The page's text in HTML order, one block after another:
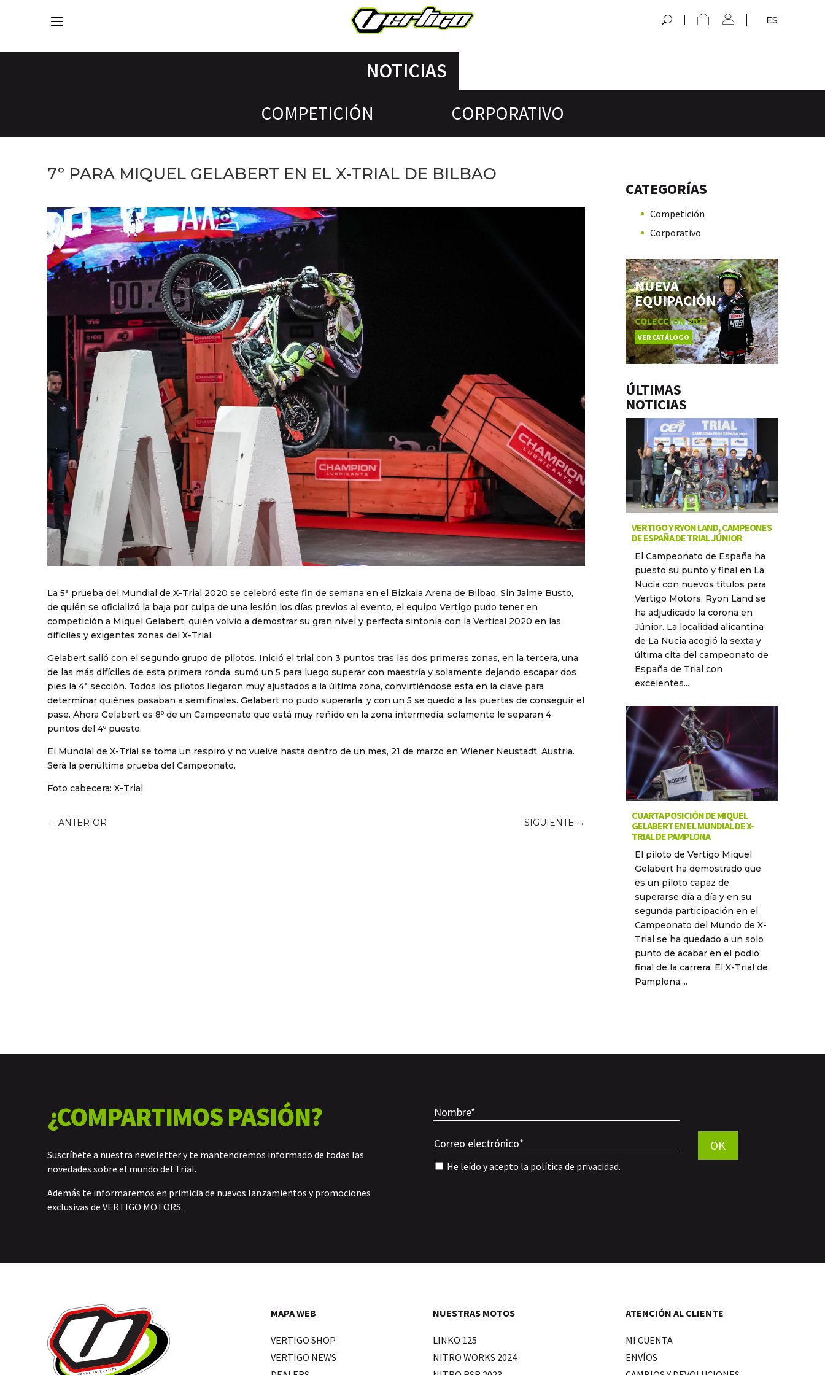
ES
NOTICIAS
COMPETICIÓN CORPORATIVO
7º PARA MIQUEL GELABERT EN EL X-TRIAL DE BILBAO
La 5ª prueba del Mundial de X-Trial 2020 se celebró este fin de semana en el Bizkaia Arena de Bilbao. Sin Jaime Busto,
de quién se oficializó la baja por culpa de una lesión los días previos al evento, el equipo Vertigo pudo tener en
competición a Miquel Gelabert, quién volvió a demostrar su gran nivel y perfecta sintonía con la Vertical 2020 en las
difíciles y exigentes zonas del X-Trial.
Gelabert salió con el segundo grupo de pilotos. Inició el trial con 3 puntos tras las dos primeras zonas, en la tercera, una
de las más difíciles de esta primera ronda, sumó un 5 para luego superar con maestría y solamente dejando escapar dos
pies la 4ª sección. Todos los pilotos llegaron muy ajustados a la última zona, convirtiéndose esta en la clave para
determinar quiénes pasaban a semifinales. Gelabert no pudo superarla, y con un 5 se quedó a las puertas de conseguir el
pase. Ahora Gelabert es 8º de un Campeonato que está muy reñido en la zona intermedia, solamente le separan 4
puntos del 4º puesto.
El Mundial de X-Trial se toma un respiro y no vuelve hasta dentro de un mes, 21 de marzo en Wiener Neustadt, Austria.
Será la penúltima prueba del Campeonato.
Foto cabecera: X-Trial
← ANTERIOR SIGUIENTE →
CATEGORÍAS
Competición
Corporativo
NUEVA
EQUIPACIÓN
COLECCIÓN 2022
VER CATÁLOGO
ÚLTIMAS
NOTICIAS
VERTIGO Y RYON LAND, CAMPEONES
DE ESPAÑA DE TRIAL JÚNIOR
El Campeonato de España ha
puesto su punto y final en La
Nucía con nuevos títulos para
Vertigo Motors. Ryon Land se
ha adjudicado la corona en
Júnior. La localidad alicantina
de La Nucia acogió la sexta y
última cita del campeonato de
España de Trial con
excelentes...
CUARTA POSICIÓN DE MIQUEL
GELABERT EN EL MUNDIAL DE X-
TRIAL DE PAMPLONA
El piloto de Vertigo Miquel
Gelabert ha demostrado que
es un piloto capaz de
superarse día a día y en su
segunda participación en el
Campeonato del Mundo de X-
Trial se ha quedado a un solo
punto de acabar en el podio
final de la carrera. El X-Trial de
Pamplona,...
¿COMPARTIMOS PASIÓN?
Suscríbete a nuestra newsletter y te mantendremos informado de todas las
novedades sobre el mundo del Trial.
Además te informaremos en primicia de nuevos lanzamientos y promociones
exclusivas de VERTIGO MOTORS.
He leído y acepto la política de privacidad.
OK
MAPA WEB
VERTIGO SHOP
VERTIGO NEWS
NUESTRAS MOTOS
LINKO 125
NITRO WORKS 2024
ATENCIÓN AL CLIENTE
MI CUENTA
ENVÍOS